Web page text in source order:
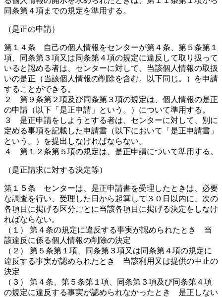
同条第４項までの規定を準用する。
（是正の申請）
第１４条 自己の個人情報をセンターが第４条、第５条第１
項、同条第３項又は同条第４項の規定に違反して取り扱って
いると認める者は、センターに対して、当該個人情報の取扱
いの是正（当該個人情報の削除を含む。以下同じ。）を申請
することができる。
２ 第９条第２項及び同条第３項の規定は、個人情報の是正
の申請（以下「是正申請」という。）について準用する。
３ 是正申請をしようとする者は、センターに対して、別に
定める事項を記載した申請書（以下において「是正申請書」
という。）を提出しなければならない。
４ 第１２条第５項の規定は、是正申請について準用する。
（是正請求に対する決定等）
第１５条 センターは、是正申請書を受理したときは、必要
な調査を行い、受理した日から起算して３０日以内に、次の
各項目に掲げる区分ごとに当該各項目に掲げる決定をしなけ
ればならない。
（１） 第４条の規定に違反する事実が認められたとき 当
該違反に係る個人情報の削除の決定
（２） 第５条第１項、同条第３項又は同条第４項の規定に
違反する事実が認められたとき 当該利用又は提供の中止の
決定
（３） 第４条、第５条第１項、同条第３項及び同条第４項
の規定に違反する事実が認められなかったとき 是正しない